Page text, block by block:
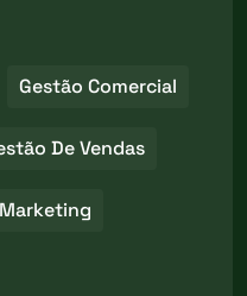
Gestão Comercial
De Vendas
Marketing